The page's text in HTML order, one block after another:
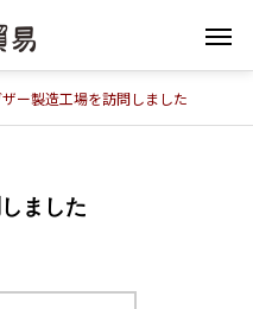
ー製造工場を訪問しました
ました